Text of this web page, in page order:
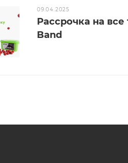
09.04.2025
Рассрочка на
Band